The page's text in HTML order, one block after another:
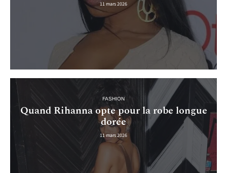
11 mars 2026
FASHION
Quand Rihanna opte pour la robe longue
dorée
11 mars 2026